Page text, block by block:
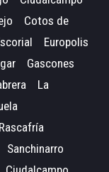
Cotos de
Europolis
Gascones
La
Rascafría
Sanchinarro